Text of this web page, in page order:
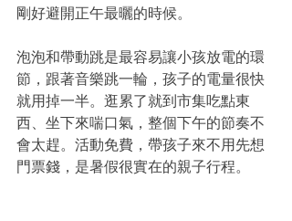
剛好避開正午最曬的時候。
泡泡和帶動跳是最容易讓小孩放電的環
節，跟著音樂跳一輪，孩子的電量很快
就用掉一半。逛累了就到市集吃點東
西、坐下來喘口氣，整個下午的節奏不
會太趕。活動免費，帶孩子來不用先想
門票錢，是暑假很實在的親子行程。